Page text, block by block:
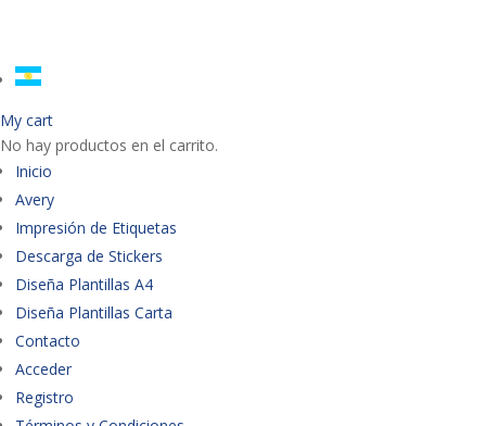
My cart
No hay productos en el carrito.
Inicio
Avery
Impresión de Etiquetas
Descarga de Stickers
Diseña Plantillas A4
Diseña Plantillas Carta
Contacto
Acceder
Registro